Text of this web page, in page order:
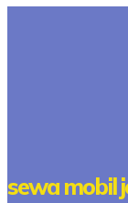
sewa mobil